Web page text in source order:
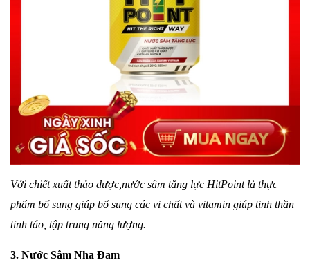
Với chiết xuất thảo dược,nước sâm tăng lực HitPoint là thực
phẩm bổ sung giúp bổ sung các vi chất và vitamin giúp tinh thần
tỉnh táo, tập trung năng lượng.
3. Nước Sâm Nha Đam